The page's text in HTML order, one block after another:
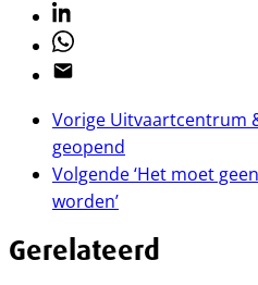
Linkedin
Whatsapp
Email
Vorige Uitvaartcentrum
geopend
Volgende‘Het moet
worden’
Gerelateerd